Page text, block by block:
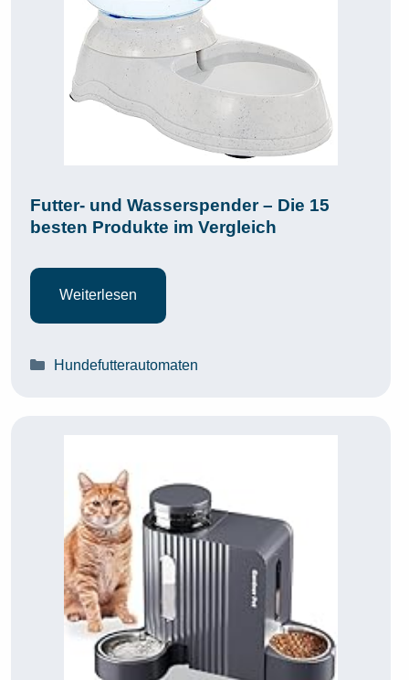
Futter- und Wasserspender – Die 15
besten Produkte im Vergleich
Weiterlesen
Kategorien
Hundefutterautomaten